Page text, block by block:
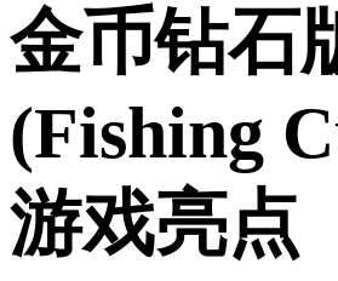
金币钻石
(Fishing
游戏亮点